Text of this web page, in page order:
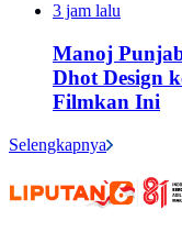
3 jam lalu
Manoj
Dhot Design
Filmkan Ini
Selengkapnya